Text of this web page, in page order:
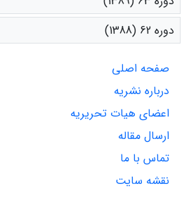
دوره 62 (1388)
صفحه اصلی
درباره نشریه
اعضای هیات تحریریه
ارسال مقاله
تماس با ما
نقشه سایت